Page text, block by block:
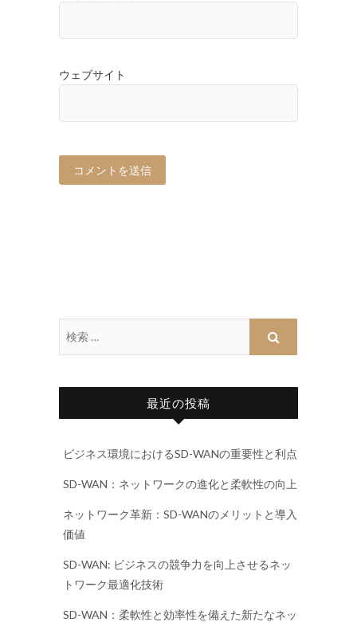
ウェブサイト
最近の投稿
ビジネス環境におけるSD-WANの重要性と利点
SD-WAN：ネットワークの進化と柔軟性の向上
ネットワーク革新：SD-WANのメリットと導入
価値
SD-WAN: ビジネスの競争力を向上させるネッ
トワーク最適化技術
SD-WAN：柔軟性と効率性を備えた新たなネッ